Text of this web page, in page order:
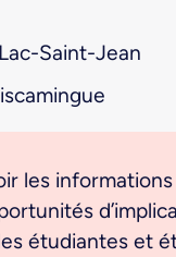
Saint-Jean
les
étudiantes et